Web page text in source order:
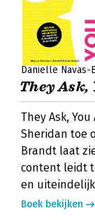
Danielle Navas-
They Ask,
They Ask,
Sheridan toe
Brandt laat
content leidt
en
Boek bekijken